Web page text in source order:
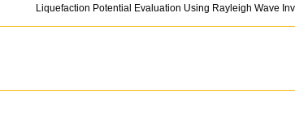
Liquefaction Potential Evaluation Using Rayleigh Wave